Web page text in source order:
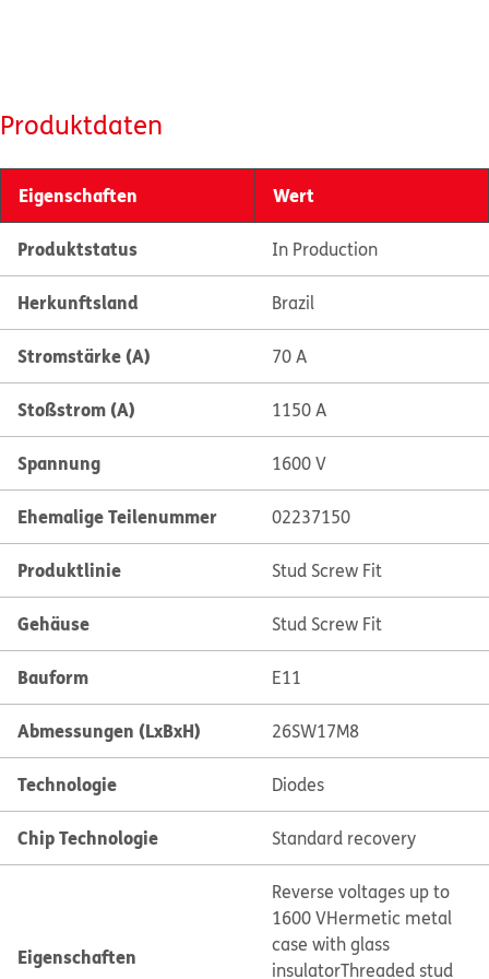
Produktdaten
Eigenschaften Wert
Produktstatus In Production
Herkunftsland Brazil
Stromstärke (A) 70 A
Stoßstrom (A) 1150 A
Spannung 1600 V
Ehemalige Teilenummer 02237150
Produktlinie Stud Screw Fit
Gehäuse Stud Screw Fit
Bauform E11
Abmessungen (LxBxH) 26SW17M8
Technologie Diodes
Chip Technologie Standard recovery
Eigenschaften
Reverse voltages up to
1600 VHermetic metal
case with glass
insulatorThreaded stud